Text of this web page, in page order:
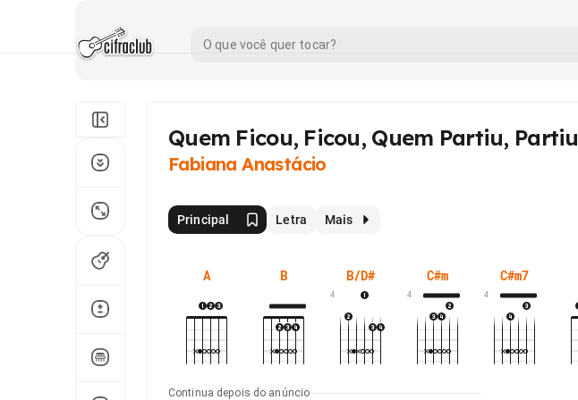
Quem Ficou, Ficou, Quem Partiu, Partiu
Fabiana Anastácio
Principal Letra Mais
A B B/D#
4
C#m
4
C#m7
4
Continua depois do anúncio